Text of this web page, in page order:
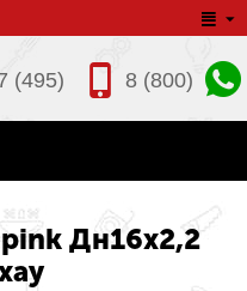
8 (800)
(495)
pink Дн16х2,2